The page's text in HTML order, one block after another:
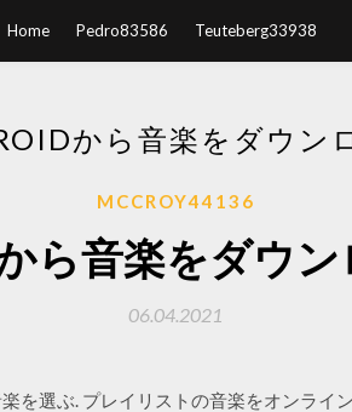
Home Pedro83586 Teuteberg33938
から音楽をダウン
MCCROY44136
ら音楽をダウ
06.04.2021
を選ぶ. プレイリストの音楽をオンライ